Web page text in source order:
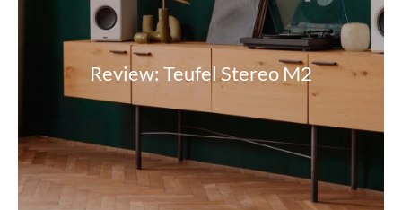
Review: Teufel Stereo M2